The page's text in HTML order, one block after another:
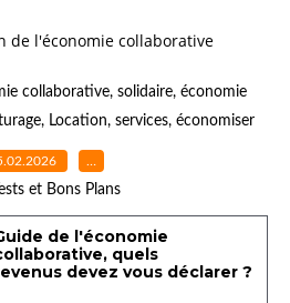
de l'économie collaborative
collaborative, solidaire, économie
, Location, services, économiser
…
et Bons Plans